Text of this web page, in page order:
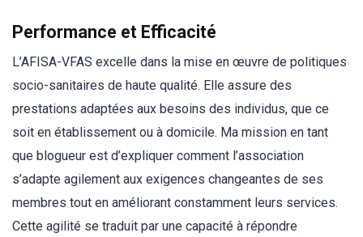
Performance et Efficacité
L’AFISA-VFAS excelle dans la mise en œuvre de politiques
socio-sanitaires de haute qualité. Elle assure des
prestations adaptées aux besoins des individus, que ce
soit en établissement ou à domicile. Ma mission en tant
que blogueur est d’expliquer comment l’association
s’adapte agilement aux exigences changeantes de ses
membres tout en améliorant constamment leurs services.
Cette agilité se traduit par une capacité à répondre